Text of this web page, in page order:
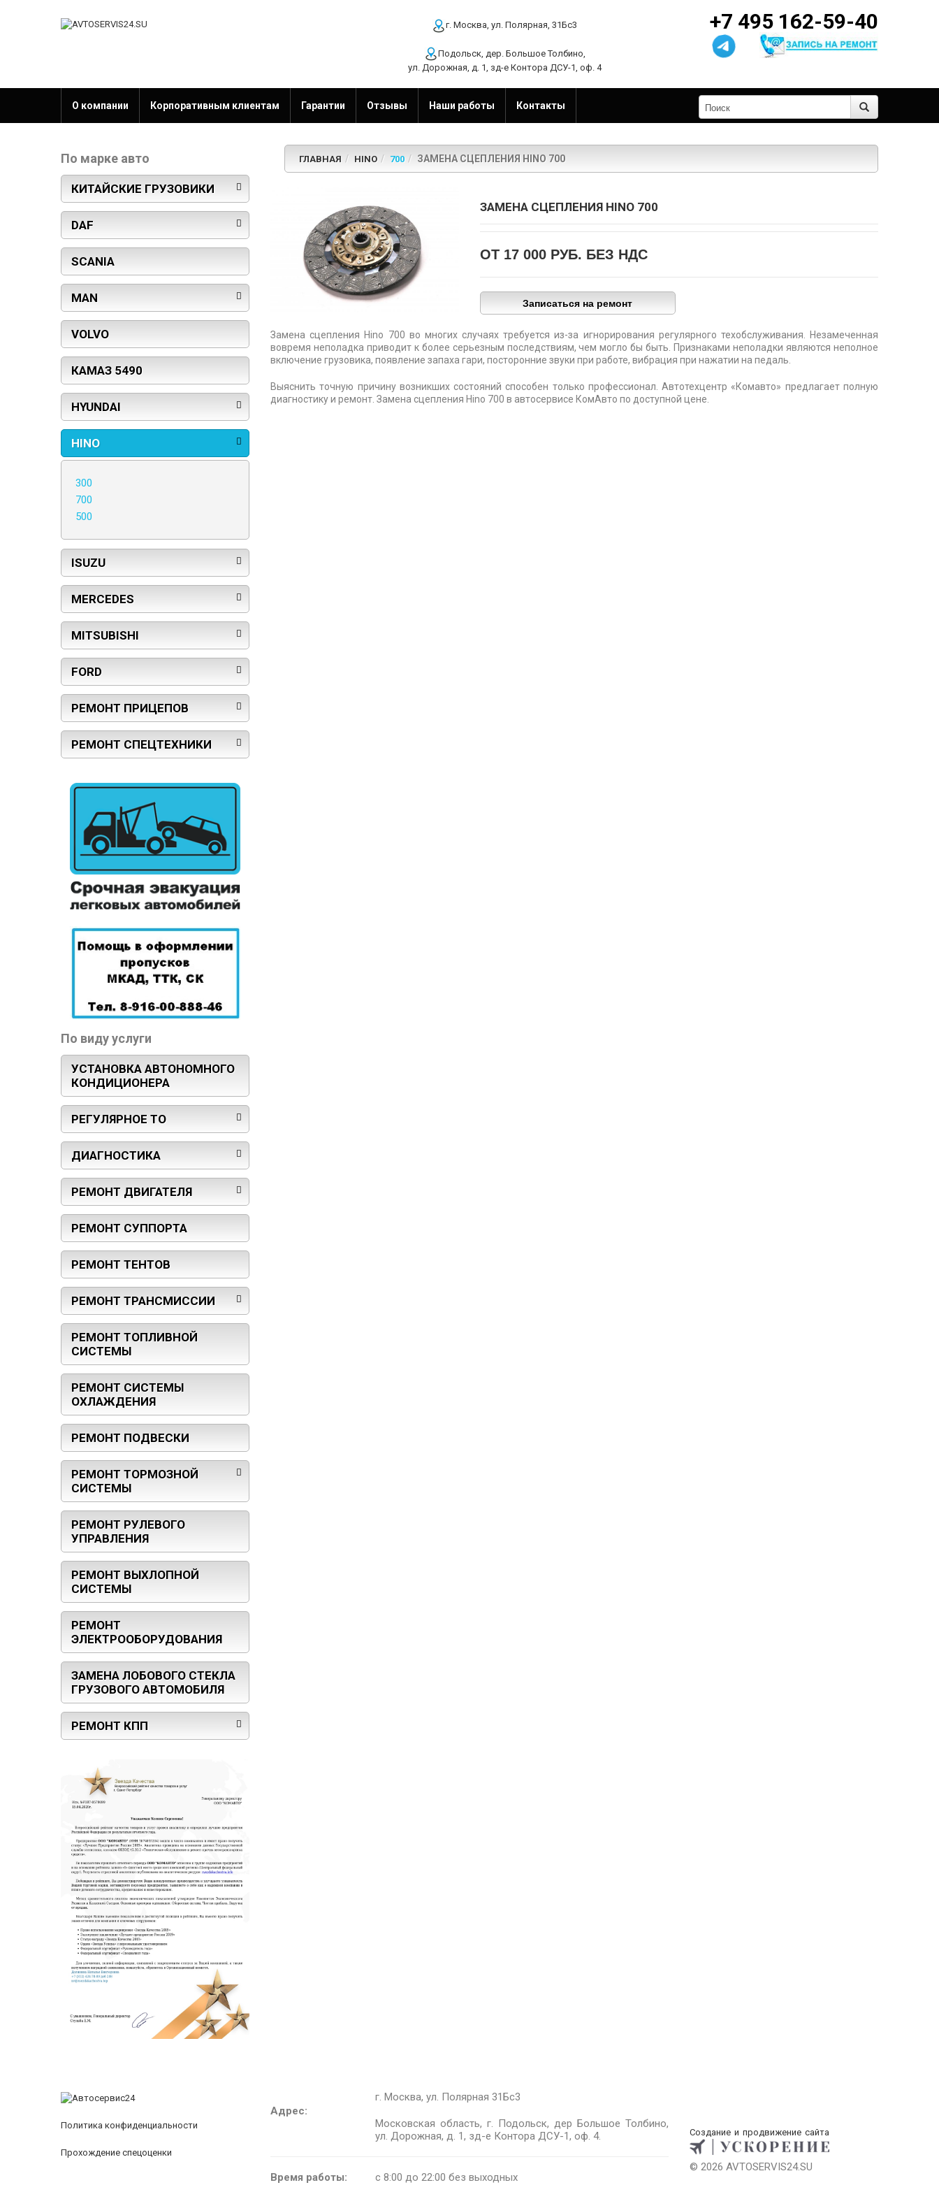
г. Москва, ул. Полярная, 31Бс3
Подольск, дер. Большое Толбино,
ул. Дорожная, д. 1, зд-е Контора ДСУ-1, оф. 4
+7 495 162-59-40
О компании Корпоративным клиентам Гарантии Отзывы Наши работы Контакты
По марке авто
КИТАЙСКИЕ ГРУЗОВИКИ
DAF
SCANIA
MAN
VOLVO
КАМАЗ 5490
HYUNDAI
HINO
300
700
500
ISUZU
MERCEDES
MITSUBISHI
FORD
РЕМОНТ ПРИЦЕПОВ
РЕМОНТ СПЕЦТЕХНИКИ
По виду услуги
УСТАНОВКА АВТОНОМНОГО
КОНДИЦИОНЕРА
РЕГУЛЯРНОЕ ТО
ДИАГНОСТИКА
РЕМОНТ ДВИГАТЕЛЯ
РЕМОНТ СУППОРТА
РЕМОНТ ТЕНТОВ
РЕМОНТ ТРАНСМИССИИ
РЕМОНТ ТОПЛИВНОЙ
СИСТЕМЫ
РЕМОНТ СИСТЕМЫ
ОХЛАЖДЕНИЯ
РЕМОНТ ПОДВЕСКИ
РЕМОНТ ТОРМОЗНОЙ
СИСТЕМЫ
РЕМОНТ РУЛЕВОГО
УПРАВЛЕНИЯ
РЕМОНТ ВЫХЛОПНОЙ
СИСТЕМЫ
РЕМОНТ
ЭЛЕКТРООБОРУДОВАНИЯ
ЗАМЕНА ЛОБОВОГО СТЕКЛА
ГРУЗОВОГО АВТОМОБИЛЯ
РЕМОНТ КПП
ГЛАВНАЯ HINO 700 ЗАМЕНА СЦЕПЛЕНИЯ HINO 700
ЗАМЕНА СЦЕПЛЕНИЯ HINO 700
ОТ 17 000 РУБ. БЕЗ НДС
Замена сцепления Hino 700 во многих случаях требуется из-за игнорирования регулярного техобслуживания. Незамеченная
вовремя неполадка приводит к более серьезным последствиям, чем могло бы быть. Признаками неполадки являются неполное
включение грузовика, появление запаха гари, посторонние звуки при работе, вибрация при нажатии на педаль.
Выяснить точную причину возникших состояний способен только профессионал. Автотехцентр «Комавто» предлагает полную
диагностику и ремонт. Замена сцепления Hino 700 в автосервисе КомАвто по доступной цене.
Политика конфиденциальности
Прохождение спецоценки
Адрес:
г. Москва, ул. Полярная 31Бс3
Московская область, г. Подольск, дер Большое Толбино,
ул. Дорожная, д. 1, зд-е Контора ДСУ-1, оф. 4.
Время работы: с 8:00 до 22:00 без выходных
Создание и продвижение сайта
© 2026 AVTOSERVIS24.SU